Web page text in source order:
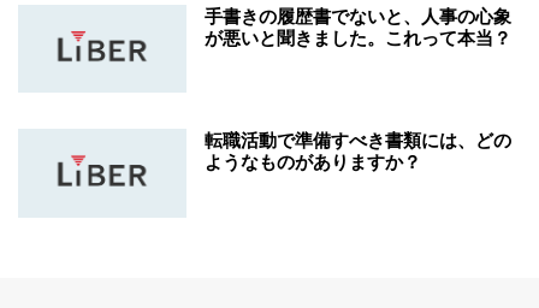
手書きの履歴書でないと、人事の心象
が悪いと聞きました。これって本当？
転職活動で準備すべき書類には、どの
ようなものがありますか？